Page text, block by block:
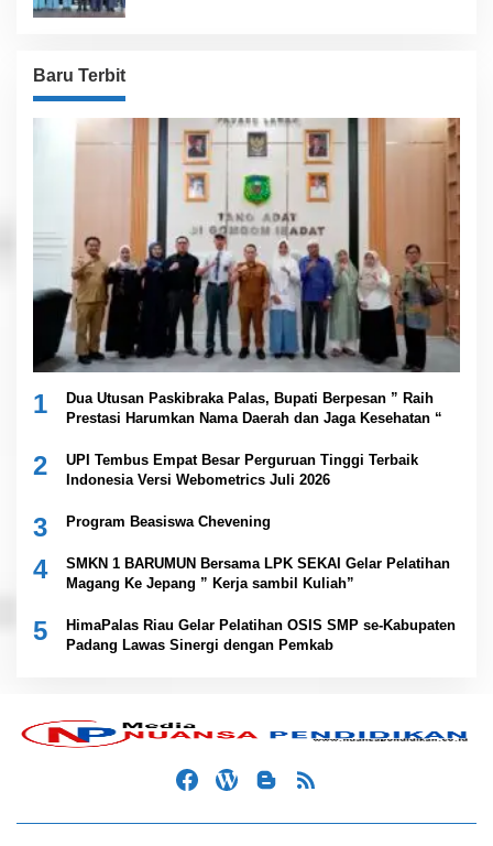
Baru Terbit
1
Dua Utusan Paskibraka Palas, Bupati Berpesan ” Raih
Prestasi Harumkan Nama Daerah dan Jaga Kesehatan “
2
UPI Tembus Empat Besar Perguruan Tinggi Terbaik
Indonesia Versi Webometrics Juli 2026
3 Program Beasiswa Chevening
4
SMKN 1 BARUMUN Bersama LPK SEKAI Gelar Pelatihan
Magang Ke Jepang ” Kerja sambil Kuliah”
5
HimaPalas Riau Gelar Pelatihan OSIS SMP se-Kabupaten
Padang Lawas Sinergi dengan Pemkab